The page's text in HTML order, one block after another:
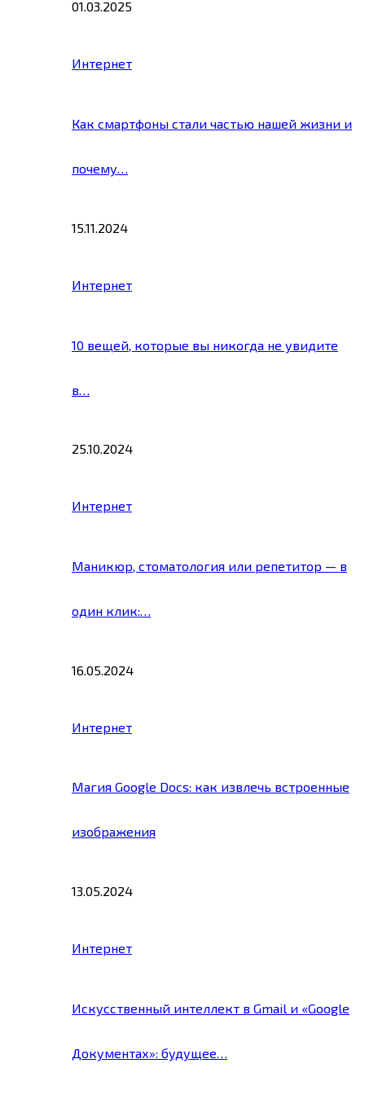
01.03.2025
Интернет
Как смартфоны стали частью нашей жизни и
почему…
15.11.2024
Интернет
10 вещей, которые вы никогда не увидите
в…
25.10.2024
Интернет
Маникюр, стоматология или репетитор — в
один клик:…
16.05.2024
Интернет
Магия Google Docs: как извлечь встроенные
изображения
13.05.2024
Интернет
Искусственный интеллект в Gmail и «Google
Документах»: будущее…